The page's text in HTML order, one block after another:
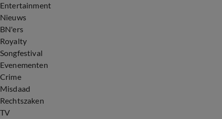
Entertainment
Nieuws
BN'ers
Royalty
Songfestival
Evenementen
Crime
Misdaad
Rechtszaken
TV